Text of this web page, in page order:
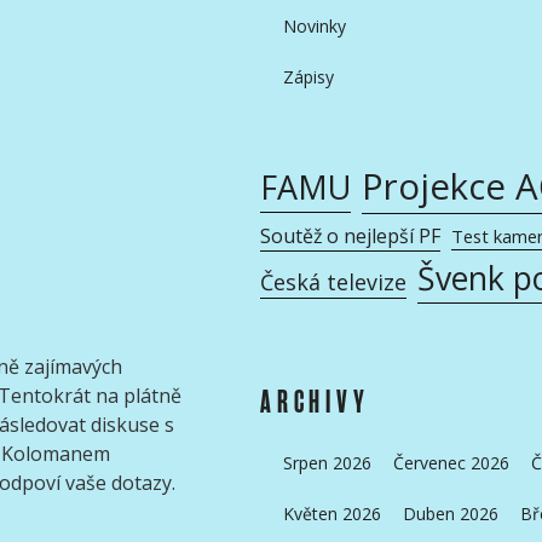
zajímavých
na plátně
diskuse s
vaše dotazy.
Novinky
Zápisy
FAMU Projekce
Soutěž o nejlepší PF Test
Česká televize Švenk
ARCHIVY
Srpen 2026 Červenec 2026
Květen 2026 Duben 2026